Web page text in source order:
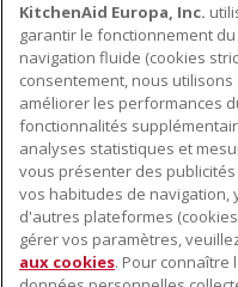
INSCRIVEZ-VOUS DÈS
À PROPOS DE KITCHENAID
À propos de KitchenAid
Histoire de la marque
Communiqués de presse
NOS PRODUITS
Petits électroménagers
Matériel de cuisine
SERVICE CLIENT
KitchenAid Europa, Inc.
garantir le fonctionnement
navigation fluide (cookies
consentement, nous
améliorer les performances
fonctionnalités
analyses statistiques et
vous présenter des
vos habitudes de navigation,
d'autres plateformes
gérer vos paramètres,
aux cookies. Pour connaître